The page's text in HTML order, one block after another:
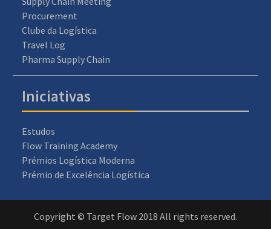
Procurement
Clube da Logística
Travel Log
Pharma Supply Chain
Iniciativas
Estudos
Flow Training Academy
Prémios Logística Moderna
Prémio de Excelência Logística
Copyright © Target Flow 2018 All rights reserved.